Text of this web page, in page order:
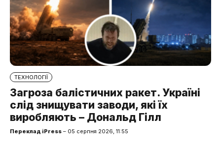
ТЕХНОЛОГІЇ
Загроза балістичних ракет. Україні
слід знищувати заводи, які їх
виробляють – Дональд Гілл
Переклад iPress – 05 серпня 2026, 11:55